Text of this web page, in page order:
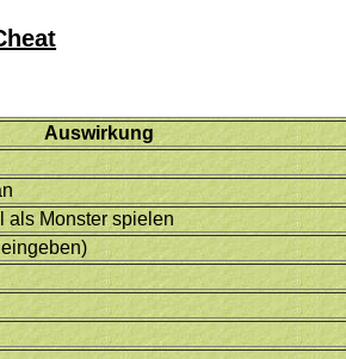
Auswirkung
als Monster spielen